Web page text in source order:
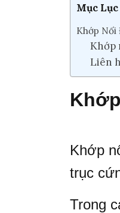
Mục Lục
Khớp Nối
Khớp
Liên
Khớp
trục
Trong